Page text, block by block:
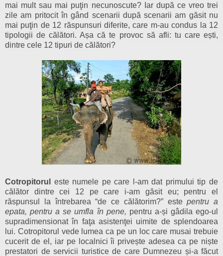
mai mult sau mai puţin necunoscute? Iar după ce vreo trei
zile am pritocit în gând scenarii după scenarii am găsit nu
mai puţin de 12 răspunsuri diferite, care m-au condus la 12
tipologii de călători. Așa că te provoc să afli: tu care ești,
dintre cele 12 tipuri de călători?
Cotropitorul
este numele pe care l-am dat primului tip de
călător dintre cei 12 pe care i-am găsit eu; pentru el
răspunsul la întrebarea “de ce călătorim?” estepentru a
epata, pentru a se umfla în pene, pentru a-și gâdila ego-ul
supradimensionat în faţa asistenţei uimite de splendoarea
lui. Cotropitorul vede lumea ca pe un loc care musai trebuie
cucerit de el, iar pe localnici îi privește adesea ca pe niște
prestatori de servicii turistice de care Dumnezeu și-a făcut